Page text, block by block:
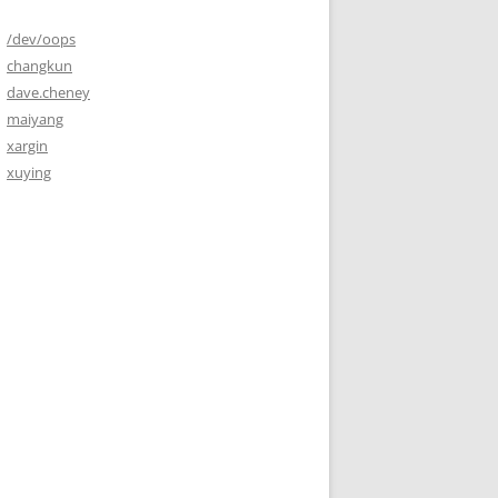
/dev/oops
changkun
dave.cheney
maiyang
xargin
xuying